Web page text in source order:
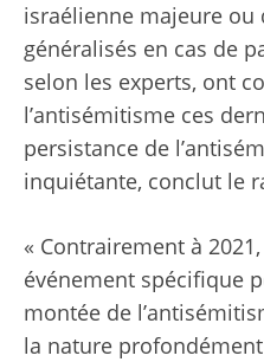
israélienne majeure ou
généralisés en cas de
selon les experts, ont
l’antisémitisme ces
persistance de
inquiétante, conclut le
« Contrairement à
événement spécifique
montée de
la nature